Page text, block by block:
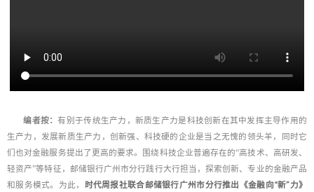
编者按：有别于传统生产力，新质生产力是科技创新在其中发挥主导作用的
生产力，发展新质生产力，创新强、科技硬的企业是当之无愧的领头羊，同时它
们也对金融服务提出了更高的要求。围绕科技企业普遍存在的“高技术、高研发、
轻资产”等特征，邮储银行广州市分行践行大行担当，探索创新、专业的金融产品
和服务模式。为此，
时代周报社联合邮储银行广州市分行推出《金融向“新”力》